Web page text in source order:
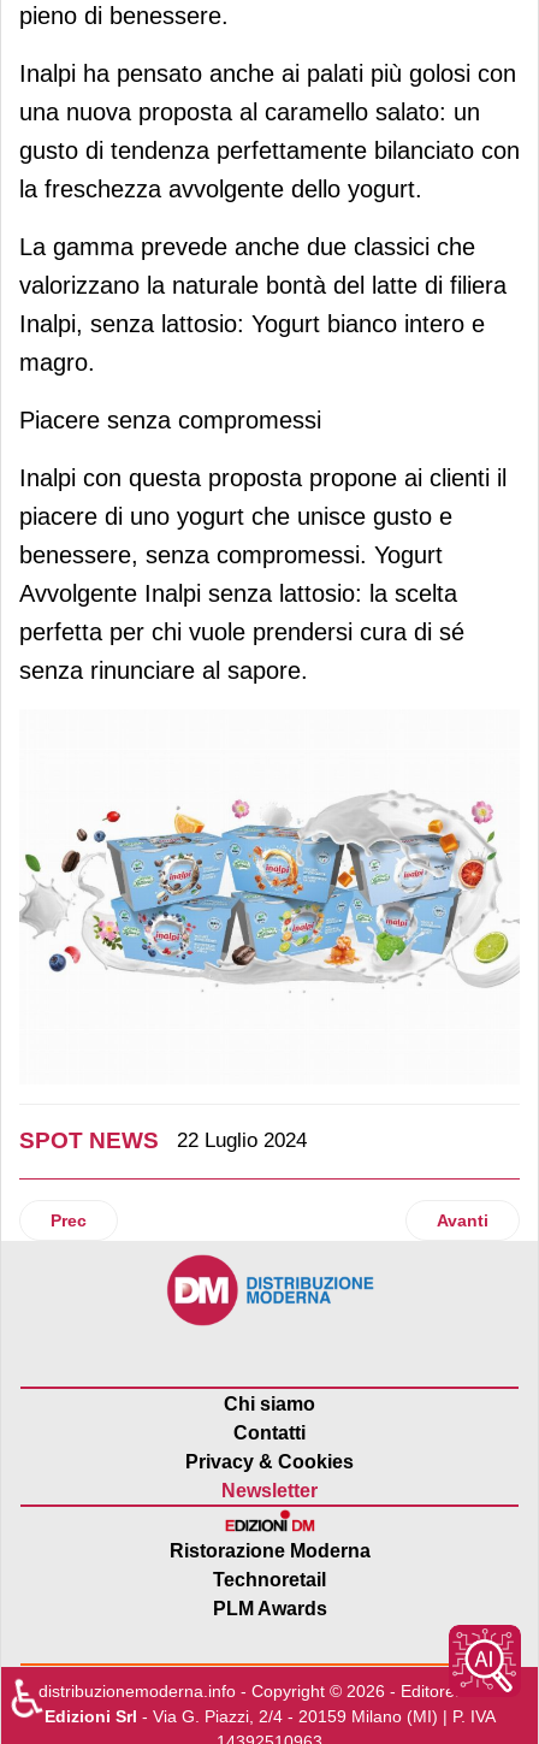
pieno di benessere.
Inalpi ha pensato anche ai palati più golosi con
una nuova proposta al caramello salato: un
gusto di tendenza perfettamente bilanciato con
la freschezza avvolgente dello yogurt.
La gamma prevede anche due classici che
valorizzano la naturale bontà del latte di filiera
Inalpi, senza lattosio: Yogurt bianco intero e
magro.
Piacere senza compromessi
Inalpi con questa proposta propone ai clienti il
piacere di uno yogurt che unisce gusto e
benessere, senza compromessi. Yogurt
Avvolgente Inalpi senza lattosio: la scelta
perfetta per chi vuole prendersi cura di sé
senza rinunciare al sapore.
SPOT NEWS 22 Luglio 2024
Articolo precedente: Per uno sfizio senza rinunce, arriva la
Prec Articolo
Avanti
Chi siamo
Contatti
Privacy & Cookies
Newsletter
Ristorazione Moderna
Technoretail
PLM Awards
distribuzionemoderna.info - Copyright © 2026 - Editore:Edra
Edizioni Srl - Via G. Piazzi, 2/4 - 20159 Milano (MI) | P. IVA